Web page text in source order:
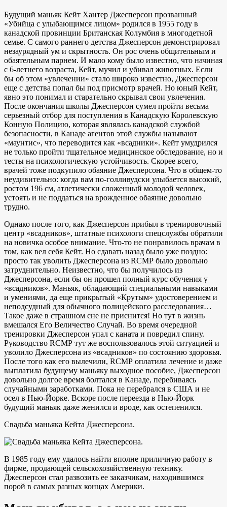
Будущий маньяк Кейт Хантер Джесперсон прозванный
«Убийца с улыбающимся лицом» родился в 1955 году в
канадской провинции Британская Колумбия в многодетной
семье. С самого раннего детства Джесперсон демонстрировал
незаурядный ум и скрытность. Он рос очень общительным и
обаятельным парнем. И мало кому было известно, что начиная
с 6-летнего возраста, Кейт, мучил и убивал животных. Если
бы об этом «увлечении» стало широко известно, Джесперсон
еще с детства попал бы под присмотр врачей. Но юный Кейт,
явно это понимал и старательно скрывал свои увлечения.
После окончания школы Джесперсон сумел пройти весьма
серьезный отбор для поступления в Канадскую Королевскую
Конную Полицию, которая являлась канадской службой
безопасности, в Канаде агентов этой службы называют
«маунтис», что переводится как «всадники». Кейт умудрился
не только пройти тщательное медицинское обследование, но и
тесты на психологическую устойчивость. Скорее всего,
врачей тоже подкупило обаяние Джесперсона. Что в общем-то
неудивительно: когда вам по-голливудски улыбается высокий,
ростом 196 см, атлетически сложенный молодой человек,
устоять и не поддаться на врожденное обаяние довольно
трудно.
Однако после того, как Джесперсон прибыл в тренировочный
центр «всадников», штатные психологи спецслужбы обратили
на новичка особое внимание. Что-то не понравилось врачам в
том, как вел себя Кейт. Но сдавать назад было уже поздно:
просто так уволить Джесперсона из RСМР было довольно
затруднительно. Неизвестно, что бы получилось из
Джесперсона, если бы он прошел полный курс обучения у
«всадников». Маньяк, обладающий специальными навыками
и умениями, да еще прикрытый «Крутым» удостоверением и
неподсудный для обычного полицейского расследования…
Такое даже в страшном сне не приснится! Но тут в жизнь
вмешался Его Величество Случай. Во время очередной
тренировки Джесперсон упал с каната и повредил спину.
Руководство RСМР тут же воспользовалось этой ситуацией и
уволило Джесперсона из «всадников» по состоянию здоровья.
После того как его вылечили, RСМР оплатила лечение и даже
выплатила будущему маньяку выходное пособие, Джесперсон
довольно долгое время болтался в Канаде, перебиваясь
случайными заработками. Пока не перебрался в США и не
осел в Нью-Йорке. Вскоре после переезда в Нью-Йорк
будущий маньяк даже женился и вроде, как остепенился.
Свадьба маньяка Кейта Джесперсона.
В 1985 году ему удалось найти вполне приличную работу в
фирме, продающей сельскохозяйственную технику.
Джесперсон стал развозить ее заказчикам, находившимся
порой в самых разных концах Америки.